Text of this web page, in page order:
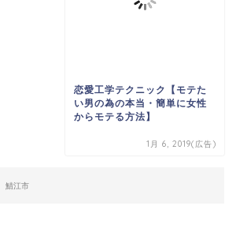
恋愛工学テクニック【モテた
い男の為の本当・簡単に女性
からモテる方法】
1月 6, 2019(広告)
鯖江市